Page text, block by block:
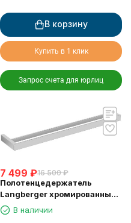
В корзину
Купить в 1 клик
Запрос счета для юрлиц
7 499 ₽16 500 ₽
Полотенцедержатель
Langberger хромированный
к стене двойной 60 см
36002A
В наличии